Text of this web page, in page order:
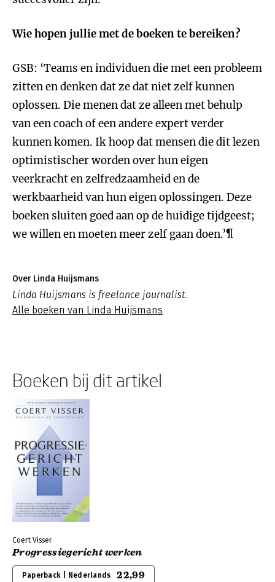
Wie hopen jullie met de boeken te bereiken?
GSB: ‘Teams en individuen die met een probleem
zitten en denken dat ze dat niet zelf kunnen
oplossen. Die menen dat ze alleen met behulp
van een coach of een andere expert verder
kunnen komen. Ik hoop dat mensen die dit lezen
optimistischer worden over hun eigen
veerkracht en zelfredzaamheid en de
werkbaarheid van hun eigen oplossingen. Deze
boeken sluiten goed aan op de huidige tijdgeest;
we willen en moeten meer zelf gaan doen.’¶
Over Linda Huijsmans
Linda Huijsmans is freelance journalist.
Alle boeken van Linda Huijsmans
Boeken bij dit artikel
Coert Visser
Progressiegericht werken
Paperback | Nederlands 22,99